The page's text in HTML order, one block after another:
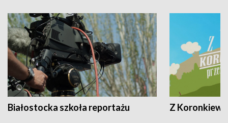
Białostocka szkoła reportażu Z